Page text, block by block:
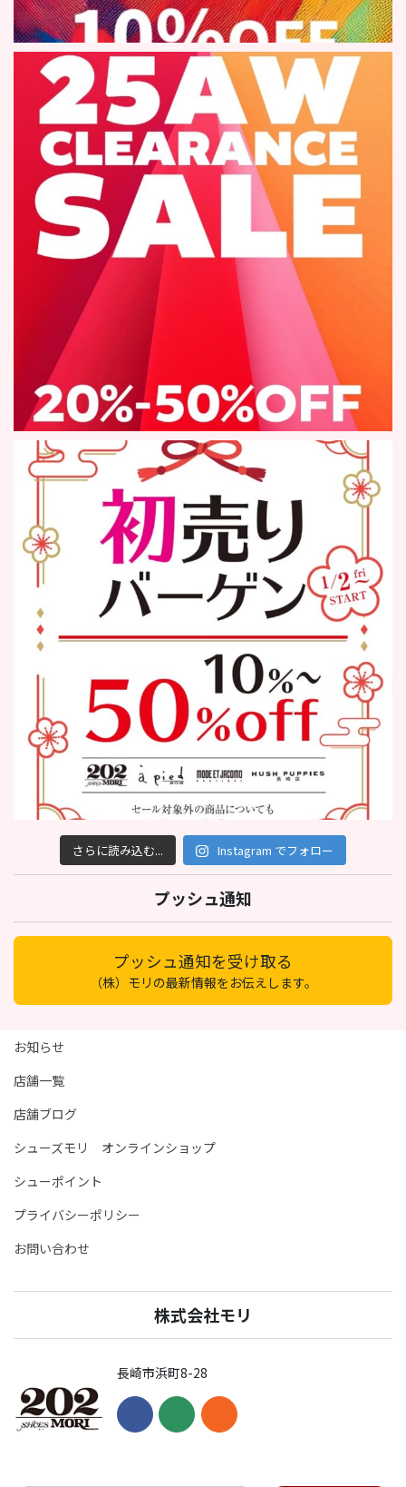
さらに読み込む... Instagram でフォロー
プッシュ通知
プッシュ通知を受け取る
（株）モリの最新情報をお伝えします。
お知らせ
店舗一覧
店舗ブログ
シューズモリ オンラインショップ
シューポイント
プライバシーポリシー
お問い合わせ
株式会社モリ
長崎市浜町8-28